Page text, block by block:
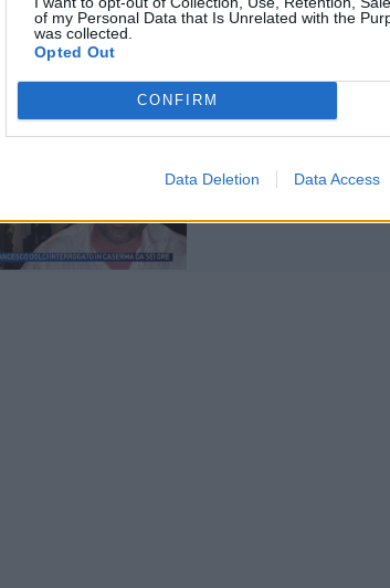
of my Personal Data that Is Unrelated with the
was collected.
Opted Out
CONFIRM
Data Deletion Data Access
La famiglia di
Dolci: “Stalker